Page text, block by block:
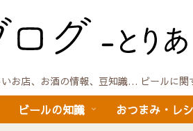
店、お酒の情報、豆知識… ビールに関
ビールの知識 おつまみ・レ